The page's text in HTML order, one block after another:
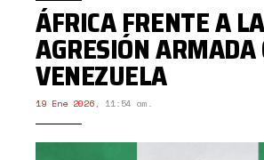
ÁFRICA FRENTE A LA
AGRESIÓN ARMADA
VENEZUELA
19 Ene 2026, 11:54 am.